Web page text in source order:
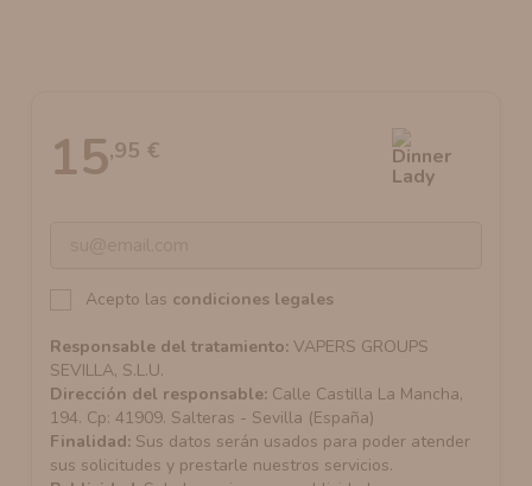
15,95 €
Acepto las condiciones legales
Responsable del tratamiento: VAPERS GROUPS
SEVILLA, S.L.U.
Dirección del responsable: Calle Castilla La Mancha,
194. Cp: 41909. Salteras - Sevilla (España)
Finalidad: Sus datos serán usados para poder atender
sus solicitudes y prestarle nuestros servicios.